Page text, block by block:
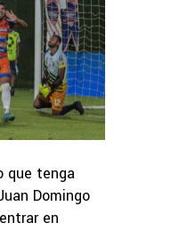
que tenga
Domingo
en